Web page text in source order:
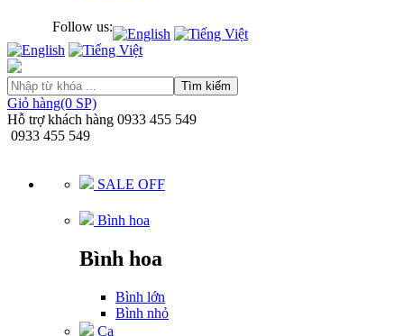
Follow us:
Tìm kiếm
Giỏ hàng(0 SP)
Hỗ trợ khách hàng 0933 455 549
0933 455 549
SALE OFF
Bình hoa
Bình hoa
Bình lớn
Bình nhỏ
Ca